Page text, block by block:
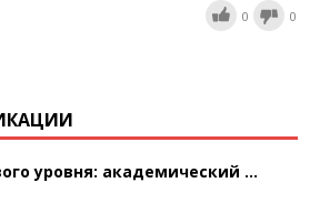
0 0
уровня: академический ...